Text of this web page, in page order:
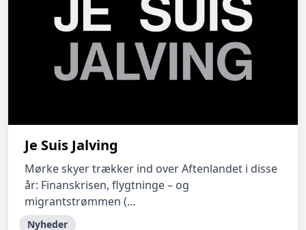
Je Suis Jalving
Mørke skyer trækker ind over Aftenlandet i disse
år: Finanskrisen, flygtninge – og
migrantstrømmen (...
Nyheder